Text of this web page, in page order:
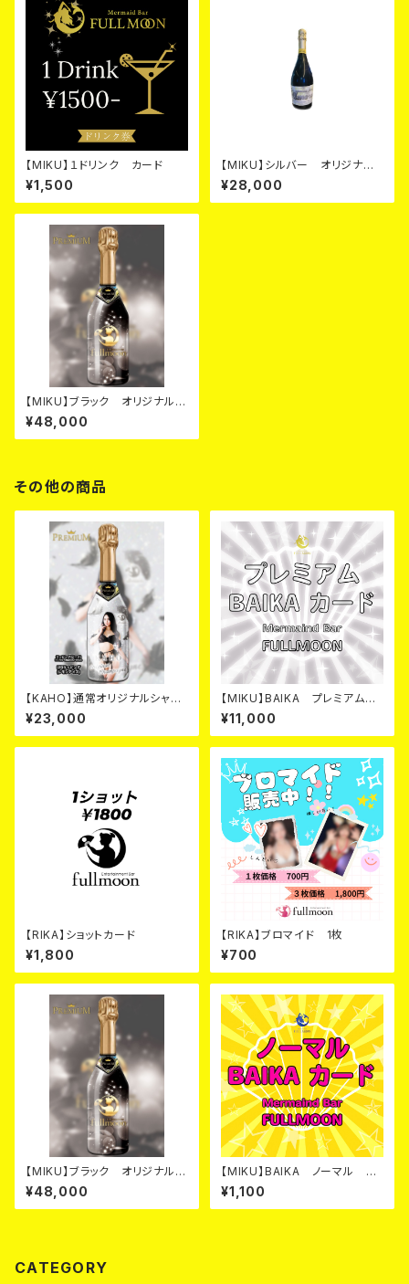
【MIKU】１ドリンク カード
¥1,500
【MIKU】シルバー オリジナル
シャンパン カード
¥28,000
【MIKU】ブラック オリジナルシ
ャンパン カード
¥48,000
その他の商品
【KAHO】通常オリジナルシャン
パン2026年
¥23,000
【MIKU】BAIKA プレミアム
カード
¥11,000
【RIKA】ショットカード
¥1,800
【RIKA】ブロマイド 1枚
¥700
【MIKU】ブラック オリジナルシ
ャンパン カード
¥48,000
【MIKU】BAIKA ノーマル カ
ード
¥1,100
CATEGORY